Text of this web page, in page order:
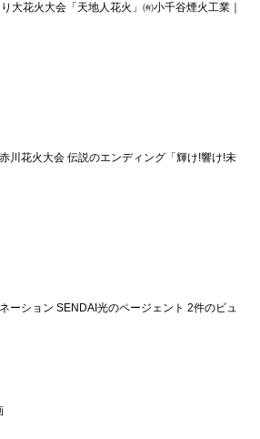
大花火大会「天地人花火」㈲小千谷煙火工業｜
川花火大会 伝説のエンディング「輝け!響け!未
ーション SENDAI光のページェント 2件のビュ